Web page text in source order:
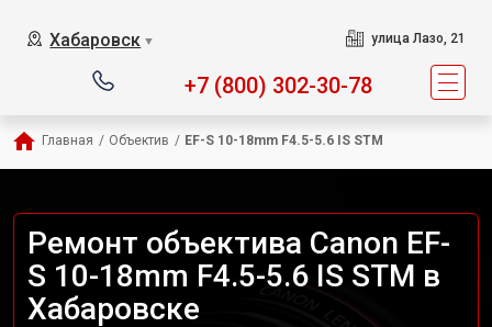
Хабаровск ▼ улица Лазо, 21
+7 (800) 302-30-78
Главная / Объектив / EF-S 10-18mm F4.5-5.6 IS STM
Ремонт объектива Canon EF-
S 10-18mm F4.5-5.6 IS STM в
Хабаровске